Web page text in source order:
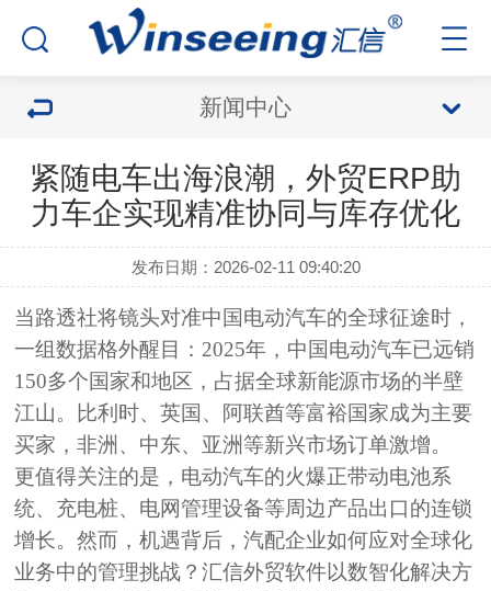
新闻中心
紧随电车出海浪潮，外贸ERP助
力车企实现精准协同与库存优化
发布日期：2026-02-11 09:40:20
当路透社将镜头对准中国电动汽车的全球征途时，
一组数据格外醒目：2025年，中国电动汽车已远销
150多个国家和地区，占据全球新能源市场的半壁
江山。比利时、英国、阿联酋等富裕国家成为主要
买家，非洲、中东、亚洲等新兴市场订单激增。
更值得关注的是，电动汽车的火爆正带动电池系
统、充电桩、电网管理设备等周边产品出口的连锁
增长。然而，机遇背后，汽配企业如何应对全球化
业务中的管理挑战？汇信外贸软件以数智化解决方